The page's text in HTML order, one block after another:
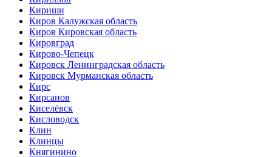
Кириши
Киров Калужская область
Киров Кировская область
Кировград
Кирово-Чепецк
Кировск Ленинградская область
Кировск Мурманская область
Кирс
Кирсанов
Киселёвск
Кисловодск
Клин
Клинцы
Княгинино